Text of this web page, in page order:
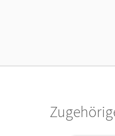
ein Jahr lang ergänzend
Cornelsen Verlag